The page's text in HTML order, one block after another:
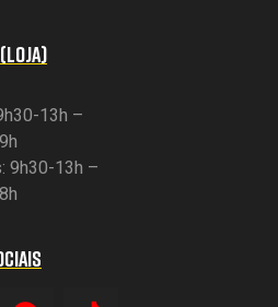
13h –
9h30-13h –